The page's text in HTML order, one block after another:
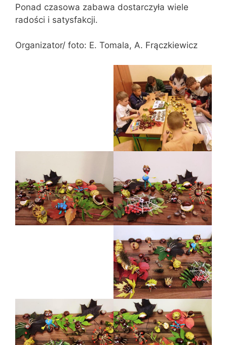
Ponad czasowa zabawa dostarczyła wiele
radości i satysfakcji.
Organizator/ foto: E. Tomala, A. Frączkiewicz